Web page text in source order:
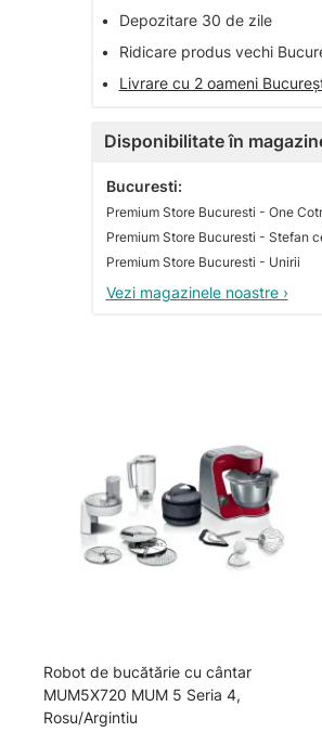
•
Depozitare 30 de zile
•
Ridicare produs vechi
•
Livrare cu 2 oameni
Disponibilitate în
Bucuresti:
Premium Store Bucuresti - Unirii
Vezi magazinele noastre ›
Robot de bucătărie cu cântar
MUM5X720 MUM 5 Seria 4,
Rosu/Argintiu